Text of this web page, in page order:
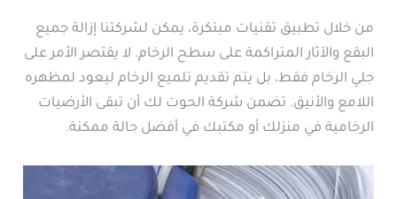
من خلال تطبيق تقنيات مبتكرة، يمكن لشركتنا إزالة جميع
البقع والآثار المتراكمة على سطح الرخام. لا يقتصر الأمر على
جلي الرخام فقط، بل يتم تقديم تلميع الرخام ليعود لمظهره
اللامع والأنيق. تضمن شركة الحوت لك أن تبقى الأرضيات
الرخامية في منزلك أو مكتبك في أفضل حالة ممكنة.